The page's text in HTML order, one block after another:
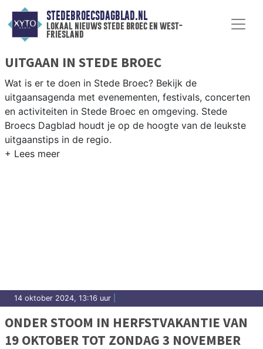
STEDEBROECSDAGBLAD.NL
lokaal nieuws stede broec en west-
friesland
UITGAAN IN STEDE BROEC
Wat is er te doen in Stede Broec? Bekijk de
uitgaansagenda met evenementen, festivals, concerten
en activiteiten in Stede Broec en omgeving. Stede
Broecs Dagblad houdt je op de hoogte van de leukste
uitgaanstips in de regio.
14 oktober 2024, 13:16 uur
ONDER STOOM IN HERFSTVAKANTIE VAN
19 OKTOBER TOT ZONDAG 3 NOVEMBER